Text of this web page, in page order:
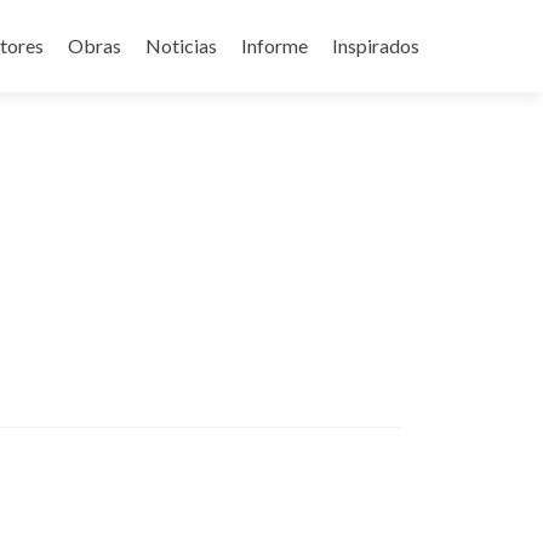
Obras Noticias Informe Inspirados